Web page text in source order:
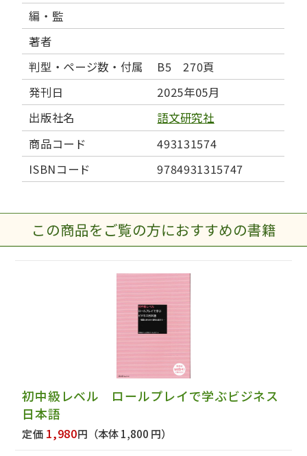
編・監
著者
判型・ページ数・付属
B5 270頁
発刊日
2025年05月
出版社名
語文研究社
商品コード
493131574
ISBNコード
9784931315747
この商品をご覧の方におすすめの書籍
初中級レベル ロールプレイで学ぶビジネス
日本語
定価 1,980円 （本体 1,800 円）